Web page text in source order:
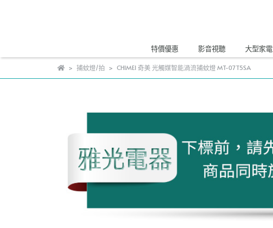
特價優惠 影音視聽 大型家電
捕蚊燈/拍 CHIMEI 奇美 光觸媒智能渦流捕蚊燈 MT-07T5SA